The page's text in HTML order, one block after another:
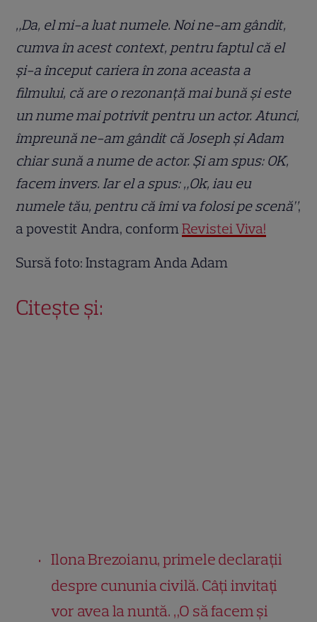
„Da, el mi-a luat numele. Noi ne-am gândit,
cumva în acest context, pentru faptul că el
și-a început cariera în zona aceasta a
filmului, că are o rezonanță mai bună și este
un nume mai potrivit pentru un actor. Atunci,
împreună ne-am gândit că Joseph și Adam
chiar sună a nume de actor. Și am spus: OK,
facem invers. Iar el a spus: „Ok, iau eu
numele tău, pentru că îmi va folosi pe scenă”,
a povestit Andra, conformRevistei Viva!
Sursă foto: Instagram Anda Adam
Citește și:
Ilona Brezoianu, primele declarații
despre cununia civilă. Câți invitați
vor avea la nuntă. „O să facem și